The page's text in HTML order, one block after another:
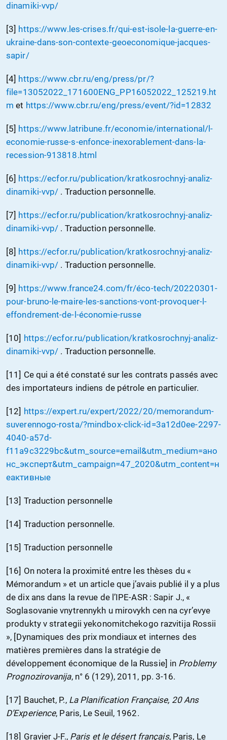
dinamiki-vvp/
[3] https://www.les-crises.fr/qui-est-isole-la-guerre-en-
ukraine-dans-son-contexte-geoeconomique-jacques-
sapir/
[4] https://www.cbr.ru/eng/press/pr/?
file=13052022_171600ENG_PP16052022_125219.ht
m et https://www.cbr.ru/eng/press/event/?id=12832
[5] https://www.latribune.fr/economie/international/l-
economie-russe-s-enfonce-inexorablement-dans-la-
recession-913818.html
[6] https://ecfor.ru/publication/kratkosrochnyj-analiz-
dinamiki-vvp/ . Traduction personnelle.
[7] https://ecfor.ru/publication/kratkosrochnyj-analiz-
dinamiki-vvp/ . Traduction personnelle.
[8] https://ecfor.ru/publication/kratkosrochnyj-analiz-
dinamiki-vvp/ . Traduction personnelle.
[9] https://www.france24.com/fr/éco-tech/20220301-
pour-bruno-le-maire-les-sanctions-vont-provoquer-l-
effondrement-de-l-économie-russe
[10] https://ecfor.ru/publication/kratkosrochnyj-analiz-
dinamiki-vvp/ . Traduction personnelle.
[11] Ce qui a été constaté sur les contrats passés avec
des importateurs indiens de pétrole en particulier.
[12] https://expert.ru/expert/2022/20/memorandum-
suverennogo-rosta/?mindbox-click-id=3a12d0ee-2297-
4040-a57d-
f11a9c3229bc&utm_source=email&utm_medium=ано
нс_эксперт&utm_campaign=47_2020&utm_content=н
еактивные
[13] Traduction personnelle
[14] Traduction personnelle.
[15] Traduction personnelle
[16] On notera la proximité entre les thèses du «
Mémorandum » et un article que j’avais publié il y a plus
de dix ans dans la revue de l’IPE-ASR : Sapir J., «
Soglasovanie vnytrennykh u mirovykh cen na cyr’evye
produkty v strategii yekonomitchekogo razvitija Rossii
», [Dynamiques des prix mondiaux et internes des
matières premières dans la stratégie de
développement économique de la Russie] in Problemy
Prognozirovanija, n° 6 (129), 2011, pp. 3-16.
[17] Bauchet, P., La Planification Française, 20 Ans
D’Experience, Paris, Le Seuil, 1962.
[18] Gravier J-F., Paris et le désert français, Paris, Le